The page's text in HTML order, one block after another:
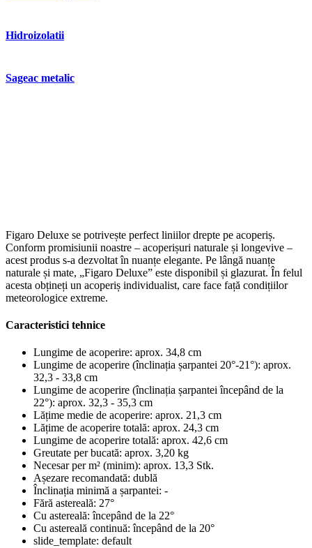
Hidroizolatii
Sageac metalic
Figaro Deluxe se potrivește perfect liniilor drepte pe acoperiș.
Conform promisiunii noastre – acoperișuri naturale și longevive –
acest produs s-a dezvoltat în nuanțe elegante. Pe lângă nuanțe
naturale și mate, „Figaro Deluxe” este disponibil și glazurat. În felul
acesta obțineți un acoperiș individualist, care face față condițiilor
meteorologice extreme.
Caracteristici tehnice
Lungime de acoperire: aprox. 34,8 cm
Lungime de acoperire (înclinația șarpantei 20°-21°): aprox.
32,3 - 33,8 cm
Lungime de acoperire (înclinația șarpantei începând de la
22°): aprox. 32,3 - 35,3 cm
Lățime medie de acoperire: aprox. 21,3 cm
Lățime de acoperire totală: aprox. 24,3 cm
Lungime de acoperire totală: aprox. 42,6 cm
Greutate per bucată: aprox. 3,20 kg
Necesar per m² (minim): aprox. 13,3 Stk.
Așezare recomandată: dublă
Înclinația minimă a șarpantei: -
Fără astereală: 27°
Cu astereală: începând de la 22°
Cu astereală continuă: începând de la 20°
slide_template: default